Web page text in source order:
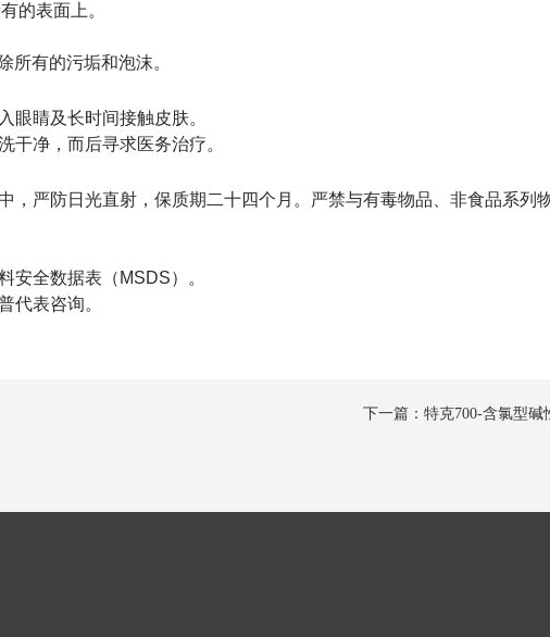
的表面上。
所有的污垢和泡沫。
眼睛及长时间接触皮肤。
干净，而后寻求医务治疗。
，严防日光直射，保质期二十四个月。严禁与有毒物品、非食品系列
安全数据表（MSDS）。
代表咨询。
下一篇：特克700-含氯型碱